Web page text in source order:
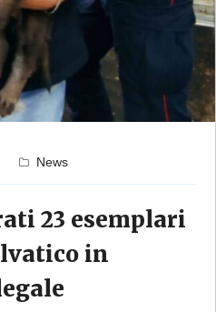
News
23 esemplari
in